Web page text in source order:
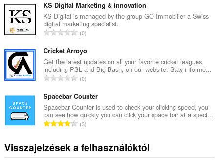
r
t
é
k
e
l
é
s
z
á
m
a
s
z
e
s
r
t
é
k
e
l
é
s
z
á
KS Digital Marketing & innovation
KS Digital is managed by the group GO Immobilier a Swiss
digital marketing specialist.
Ö
s
z
e
s
r
t
é
k
l
0
Cricket Arroyo
Get the latest updates on all your favorite cricket leagues,
including PSL and Big Bash, on our website. Stay informe...
Ö
s
z
e
s
r
t
0
Spacebar Counter
Spacebar Counter is used to check your clicking speed, you
can see how quickly you can click your space bar at a speci...
Ö
z
3
Visszajelzések a felhasználóktól